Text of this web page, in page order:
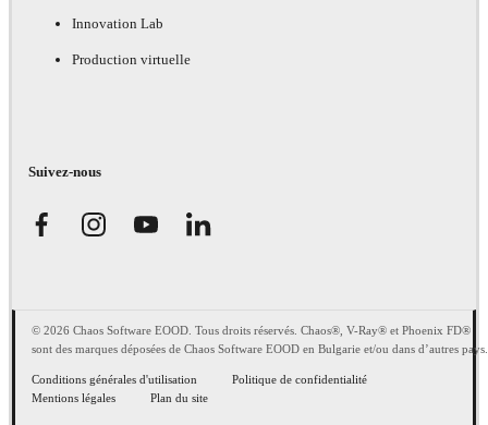
Innovation Lab
Production virtuelle
Suivez-nous
© 2026 Chaos Software EOOD. Tous droits réservés. Chaos®, V-Ray® et Phoenix FD®
sont des marques déposées de Chaos Software EOOD en Bulgarie et/ou dans d’autres pays.
Conditions générales d'utilisation
Politique de confidentialité
Mentions légales
Plan du site